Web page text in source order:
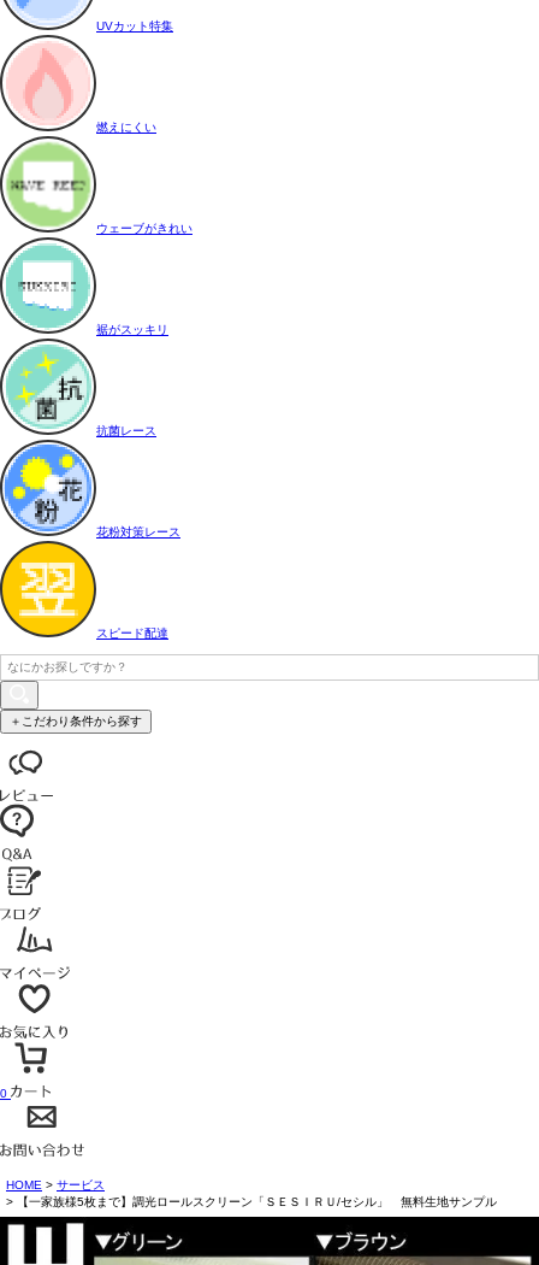
UVカット特集
燃えにくい
ウェーブがきれい
裾がスッキリ
抗菌レース
花粉対策レース
スピード配達
＋こだわり条件から探す
0
HOME
サービス
【一家族様5枚まで】調光ロールスクリーン「ＳＥＳＩＲＵ/セシル」 無料生地サンプル